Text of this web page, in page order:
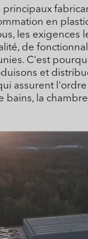
principaux
en
les exigences
de
C'est
et
assurent
bains, la